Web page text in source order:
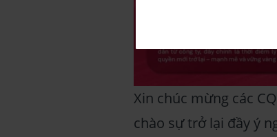
Xin chúc mừng các
chào sự trở lại đầy ý